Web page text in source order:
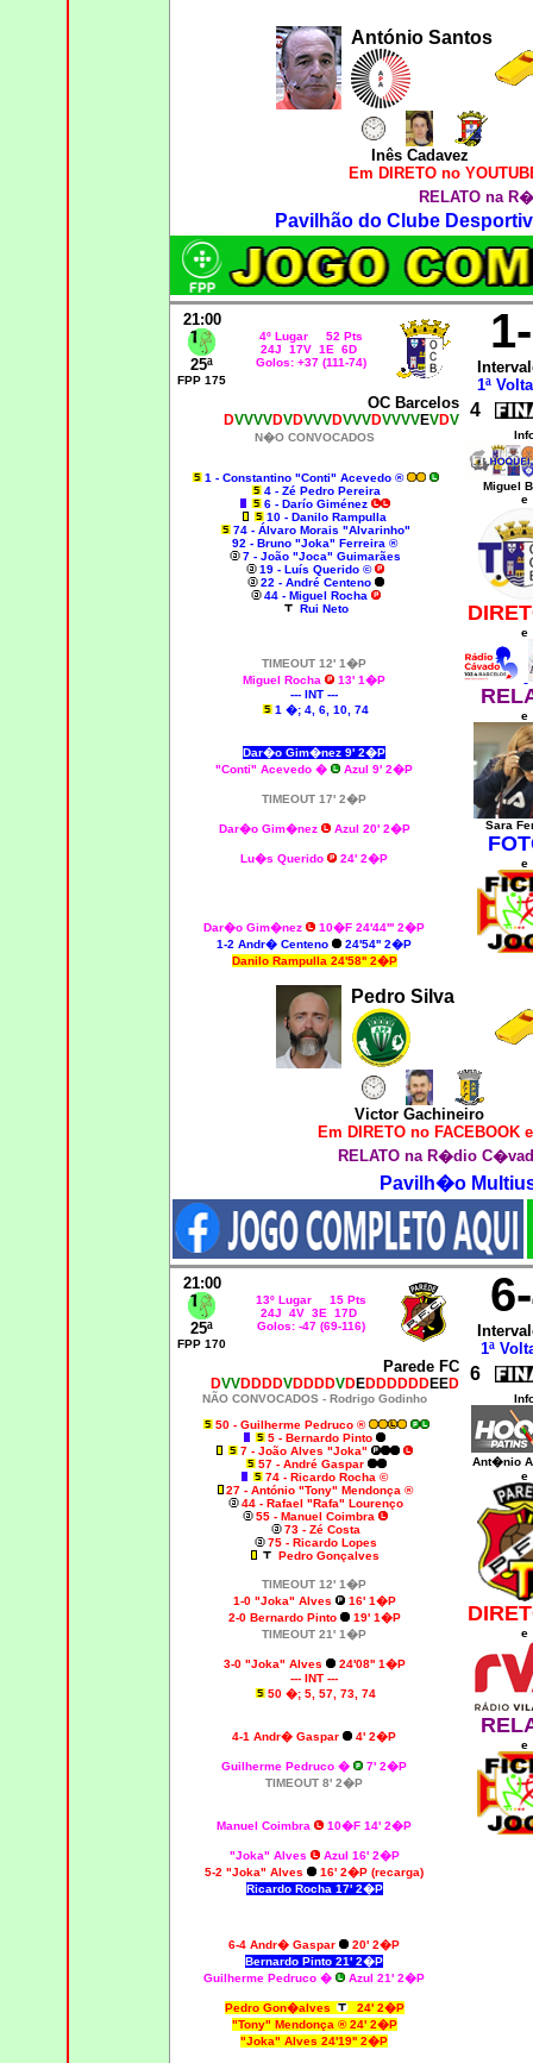
António Santos
Inês Cadavez
Em DIRETO no
RELATO na
Pavilhão do Clube
21:00
25ª
FPP 175
4º Lugar 52 Pts
24J 17V 1E 6D
Golos: +37 (111-74)
1ª
OC Barcelos
DVVVVDVDVVVDVVVDVVVVEVDV 4
N�O CONVOCADOS
1 - Constantino "Conti" Acevedo ®
4 - Zé Pedro Pereira
6 - Darío Giménez
10 - Danilo Rampulla
74 - Álvaro Morais "Alvarinho"
92 - Bruno "Joka" Ferreira ®
7 - João "Joca" Guimarães
19 - Luís Querido ©
22 - André Centeno
44 - Miguel Rocha
Rui Neto
TIMEOUT 12' 1�P
Miguel Rocha
13' 1�P
--- INT ---
1 �; 4, 6, 10, 74
Dar�o Gim�nez 9' 2�P
"Conti" Acevedo �
Azul 9' 2�P
TIMEOUT 17' 2�P
Dar�o Gim�nez Azul 20' 2�P
Lu�s Querido 24' 2�P
Dar�o Gim�nez
10�F 24'44''' 2�P
1-2 Andr� Centeno
24'54'' 2�P
Danilo Rampulla 24'58'' 2�P
Miguel
e
e
e
Sara
e
Pedro Silva
Victor Gachineiro
Em DIRETO no FACEBOOK
RELATO na R�dio
Pavilh�o
21:00
25ª
FPP 170
13º Lugar 15 Pts
24J 4V 3E 17D
Golos: -47 (69-116)
1ª
Parede FC
DVVDDDDVDDDDVDEDDDDDDEED 6
NÃO CONVOCADOS - Rodrigo Godinho
50 - Guilherme Pedruco ®
5 - Bernardo Pinto
7 - João Alves "Joka"
57 - André Gaspar
74 - Ricardo Rocha ©
27 - António "Tony" Mendonça ®
44 - Rafael "Rafa" Lourenço
55 - Manuel Coimbra
73 - Zé Costa
75 - Ricardo Lopes
Pedro Gonçalves
TIMEOUT 12' 1�P
1-0 "Joka" Alves
16' 1�P
2-0 Bernardo Pinto
19' 1�P
TIMEOUT 21' 1�P
3-0 "Joka" Alves
24'08'' 1�P
--- INT ---
50 �; 5, 57, 73, 74
4-1 Andr� Gaspar 4' 2�P
Guilherme Pedruco �
7' 2�P
TIMEOUT 8' 2�P
Manuel Coimbra 10�F 14' 2�P
"Joka" Alves
Azul 16' 2�P
5-2 "Joka" Alves
16' 2�P (recarga)
Ricardo Rocha 17' 2�P
6-4 Andr� Gaspar
20' 2�P
Bernardo Pinto 21' 2�P
Guilherme Pedruco �
Azul 21' 2�P
Pedro Gon�alves
24' 2�P
"Tony" Mendonça ® 24' 2�P
"Joka" Alves 24'19'' 2�P
Ant�nio
e
e
e